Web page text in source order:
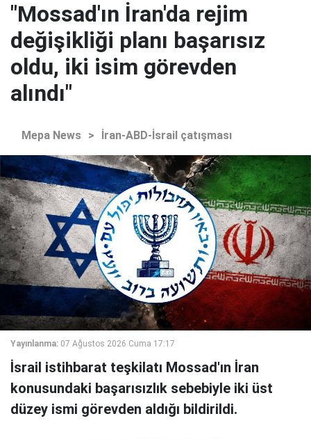
"Mossad'ın İran'da rejim
değişikliği planı başarısız
oldu, iki isim görevden
alındı"
Mepa News > İran-ABD-İsrail çatışması
Yayınlanma: 07 Ağustos 2026 Cuma 17:17
İsrail istihbarat teşkilatı Mossad'ın İran
konusundaki başarısızlık sebebiyle iki üst
düzey ismi görevden aldığı bildirildi.